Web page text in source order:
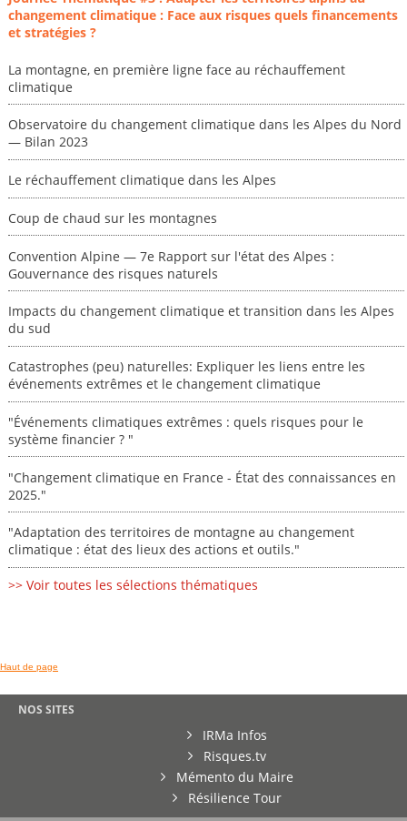
changement climatique : Face aux risques quels financements
et stratégies ?
La montagne, en première ligne face au réchauffement
climatique
Observatoire du changement climatique dans les Alpes du Nord
— Bilan 2023
Le réchauffement climatique dans les Alpes
Coup de chaud sur les montagnes
Convention Alpine — 7e Rapport sur l'état des Alpes :
Gouvernance des risques naturels
Impacts du changement climatique et transition dans les Alpes
du sud
Catastrophes (peu) naturelles: Expliquer les liens entre les
événements extrêmes et le changement climatique
"Événements climatiques extrêmes : quels risques pour le
système financier ? "
"Changement climatique en France - État des connaissances en
2025."
"Adaptation des territoires de montagne au changement
climatique : état des lieux des actions et outils."
>> Voir toutes les sélections thématiques
Haut de page
NOS SITES
IRMa Infos
Risques.tv
Mémento du Maire
Résilience Tour